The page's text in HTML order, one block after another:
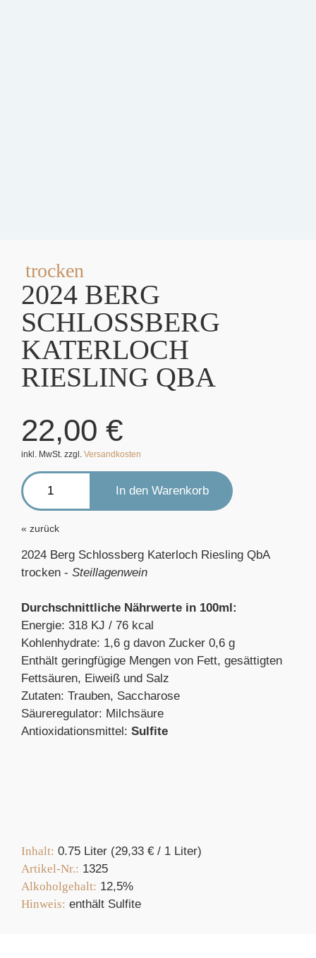
trocken
2024 BERG
SCHLOSSBERG
KATERLOCH
RIESLING QBA
2024 Berg Schlossberg Katerloch Riesling QbA
trocken - Steillagenwein
Durchschnittliche Nährwerte in 100ml:
Energie: 318 KJ / 76 kcal
Kohlenhydrate: 1,6 g davon Zucker 0,6 g
Enthält geringfügige Mengen von Fett, gesättigten
Fettsäuren, Eiweiß und Salz
Zutaten: Trauben, Saccharose
Säureregulator: Milchsäure
Antioxidationsmittel: Sulfite
Inhalt: 0.75 Liter (29,33 € / 1 Liter)
Artikel-Nr.: 1325
Alkoholgehalt: 12,5%
Hinweis: enthält Sulfite
22,00 €
inkl. MwSt. zzgl. Versandkosten
zurück